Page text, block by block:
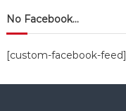
No Facebook…
[custom-facebook-feed]